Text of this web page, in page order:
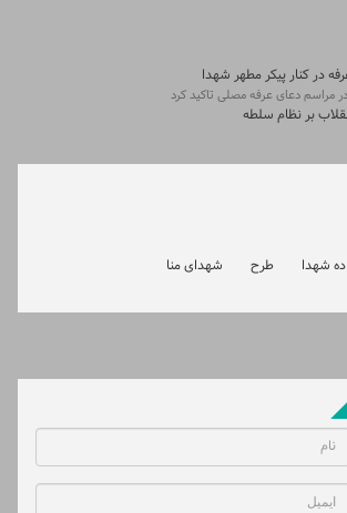
در کنار پیکر مطهر شهدا
مراسم دعای عرفه مصلی تاکید کرد
بر نظام سلطه
شهدا طرح شهدای منا